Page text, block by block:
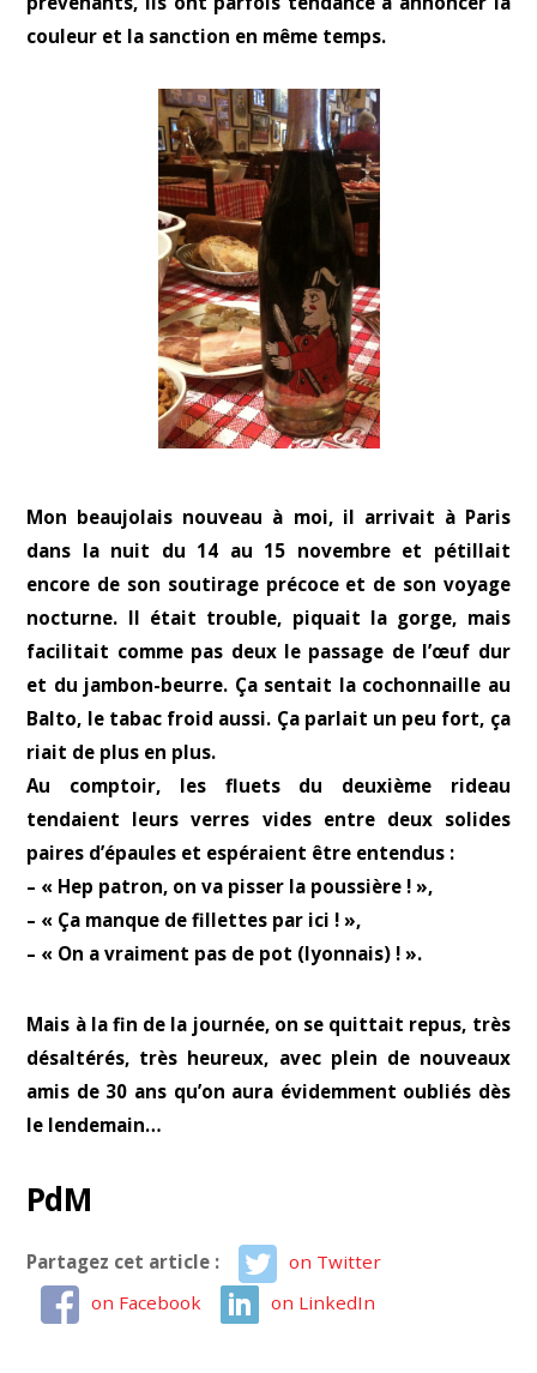
couleur et la sanction en même temps.
Mon beaujolais nouveau à moi, il arrivait à Paris
dans la nuit du 14 au 15 novembre et pétillait
encore de son soutirage précoce et de son voyage
nocturne. Il était trouble, piquait la gorge, mais
facilitait comme pas deux le passage de l’œuf dur
et du jambon-beurre. Ça sentait la cochonnaille au
Balto, le tabac froid aussi. Ça parlait un peu fort, ça
riait de plus en plus.
Au comptoir, les fluets du deuxième rideau
tendaient leurs verres vides entre deux solides
paires d’épaules et espéraient être entendus :
– « Hep patron, on va pisser la poussière ! »,
– « Ça manque de fillettes par ici ! »,
– « On a vraiment pas de pot (lyonnais) ! ».
Mais à la fin de la journée, on se quittait repus, très
désaltérés, très heureux, avec plein de nouveaux
amis de 30 ans qu’on aura évidemment oubliés dès
le lendemain…
PdM
Partagez cet article :
on Twitter
on Facebook
on LinkedIn